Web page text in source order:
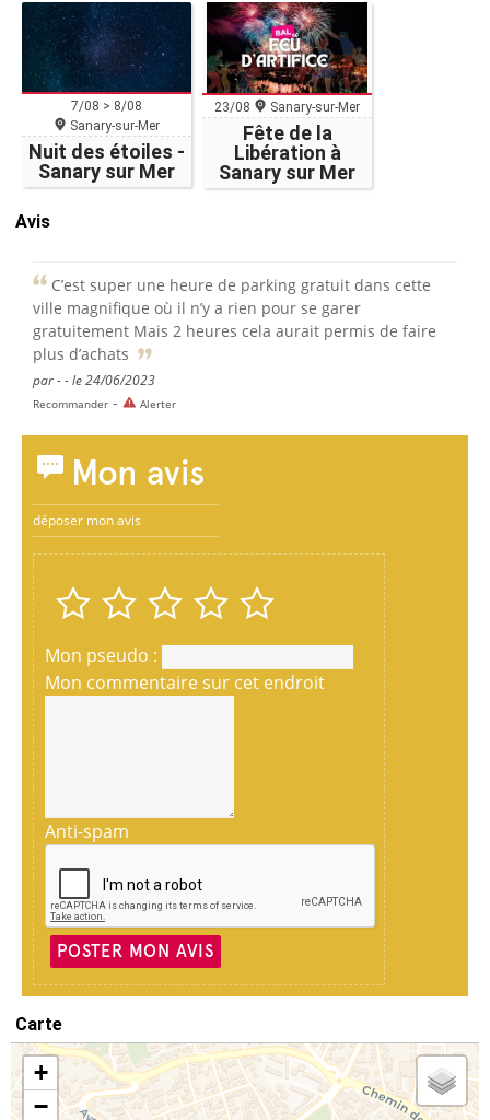
7/08 > 8/08
Sanary-sur-Mer
Nuit des étoiles -
Sanary sur Mer
23/08 Sanary-sur-Mer
Fête de la
Libération à
Sanary sur Mer
Avis
C’est super une heure de parking gratuit dans cette
ville magnifique où il n’y a rien pour se garer
gratuitement Mais 2 heures cela aurait permis de faire
plus d’achats
par - - le 24/06/2023
Recommander - Alerter
Mon avis
déposer mon avis
Mon pseudo :
Mon commentaire sur cet endroit
Anti-spam
POSTER MON AVIS
Carte
+
−